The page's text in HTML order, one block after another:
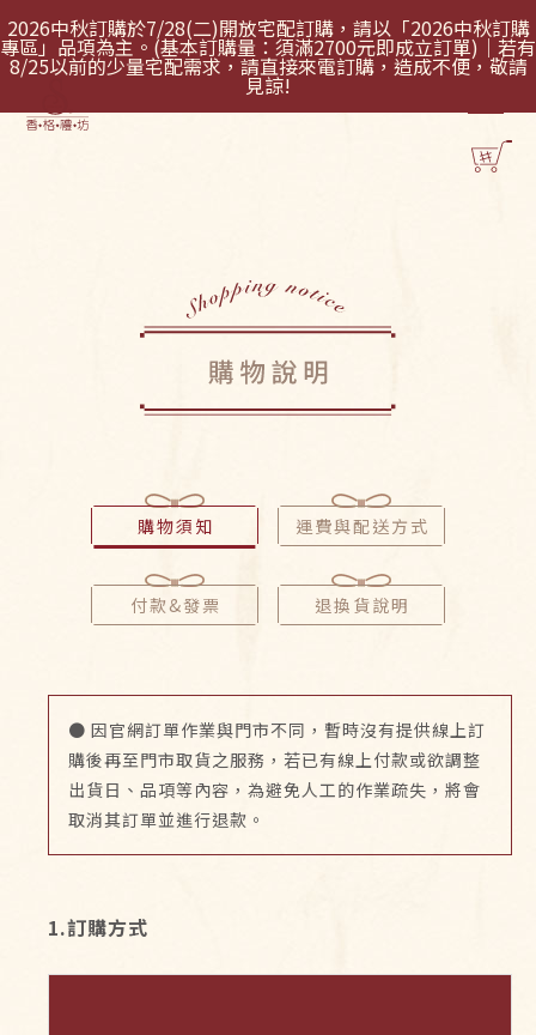
2026中秋訂購於7/28(二)開放宅配訂購，請以「2026中秋訂購
專區」品項為主。(基本訂購量：須滿2700元即成立訂單)｜若有
8/25以前的少量宅配需求，請直接來電訂購，造成不便，敬請
見諒!
購物須知 運費與配送方式
付款&發票 退換貨說明
● 因官網訂單作業與門市不同，暫時沒有提供線上訂
購後再至門市取貨之服務，若已有線上付款或欲調整
出貨日、品項等內容，為避免人工的作業疏失，將會
取消其訂單並進行退款。
1.訂購方式